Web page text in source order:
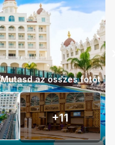
Mutasd az összes fotót
+11